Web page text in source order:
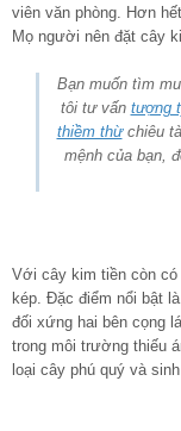
viên văn phòng. Hơn
Mọ người nên đặt cây
Bạn muốn tìm
tôi tư vấn tượng
thiềm thừchiêu
mệnh của bạn,
Với cây kim tiền còn
kép. Đặc điểm nổi bật
đối xứng hai bên cọng
trong môi trường thiếu
loại cây phú quý và